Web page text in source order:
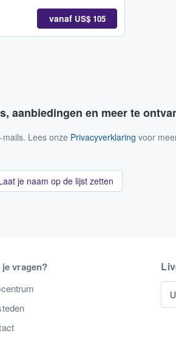
vanaf US$ 105
aanbiedingen en meer te
Lees onze Privacyverklaring voor
je naam op de lijst zetten
je vragen?